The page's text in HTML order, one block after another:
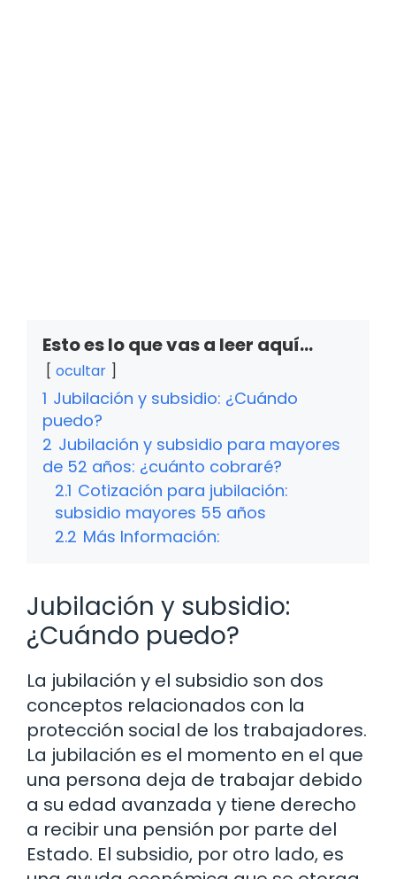
Esto es lo que vas a leer aquí...
ocultar
1 Jubilación y subsidio: ¿Cuándo
puedo?
2 Jubilación y subsidio para mayores
de 52 años: ¿cuánto cobraré?
2.1 Cotización para jubilación:
subsidio mayores 55 años
2.2 Más Información:
Jubilación y subsidio:
¿Cuándo puedo?
La jubilación y el subsidio son dos
conceptos relacionados con la
protección social de los trabajadores.
La jubilación es el momento en el que
una persona deja de trabajar debido
a su edad avanzada y tiene derecho
a recibir una pensión por parte del
Estado. El subsidio, por otro lado, es